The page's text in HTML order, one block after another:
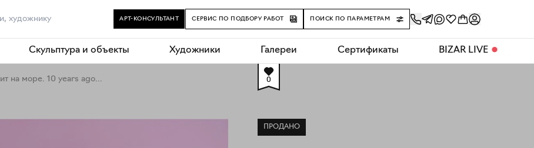
АРТ-КОНСУЛЬТАНТ СЕРВИС ПО ПОДБОРУ РАБОТ ПОИСК ПО ПАРАМЕТРАМ
Скульптура и объекты Художники Галереи Сертификаты BIZAR LIVE ⬤
на море. 10 years ago...
ПРОДАНО
0